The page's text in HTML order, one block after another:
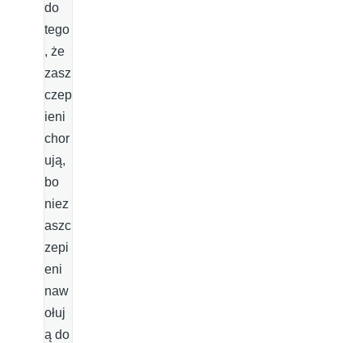
do
tego
, że
zasz
czep
ieni
chor
ują,
bo
niez
aszc
zepi
eni
naw
ołuj
ą do